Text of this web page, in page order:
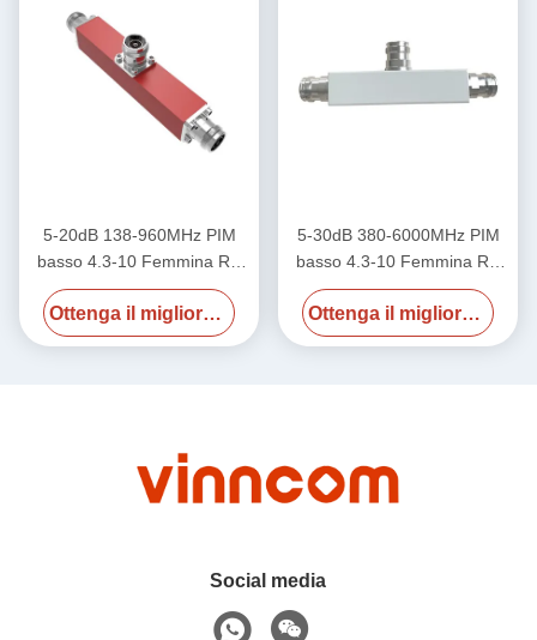
5-20dB 138-960MHz PIM
basso 4.3-10 Femmina RF
Tapper
Ottenga il migliore prezzo
5-30dB 380-6000MHz PIM
basso 4.3-10 Femmina RF
Tapper
Ottenga il migliore prezzo
Social media